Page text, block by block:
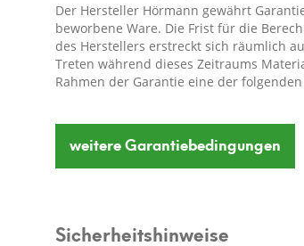
Der Hersteller Hörmann gewährt
beworbene Ware. Die Frist für die
des Herstellers erstreckt sich räumlich
Treten während dieses Zeitraums
Rahmen der Garantie eine der
- kostenfreier Austausch der Ware
ursprüngliche Ware nicht mehr verfügbar
Hörmann Kaminholzregale: 20 Jahre
weitereGarantiebedingungen
Sicherheitshinweise